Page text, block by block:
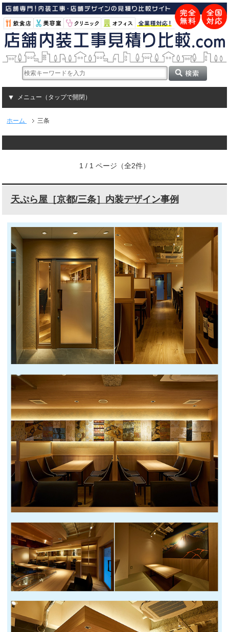
メニュー（タップで開閉）
ホーム 三条
1 / 1 ページ（全2件）
天ぷら屋［京都/三条］内装デザイン事例